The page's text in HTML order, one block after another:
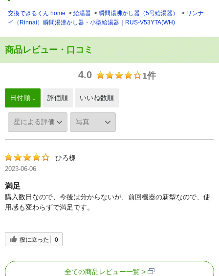
交換できるくん home 給湯器 瞬間湯沸かし器（5号給湯器）
リンナ
イ（Rinnai）瞬間湯沸かし器・小型給湯器｜RUS-V53YTA(WH)
商品レビュー・口コミ
4.0 1件
日付順 ↓ 評価順 いいね数順
ひろ様
2023-06-06
満足
購入数日なので、今後は分からないが、前回機器の新型なので、使
用感も変わらずで満足です。
役に立った 0
全ての商品レビュー一覧